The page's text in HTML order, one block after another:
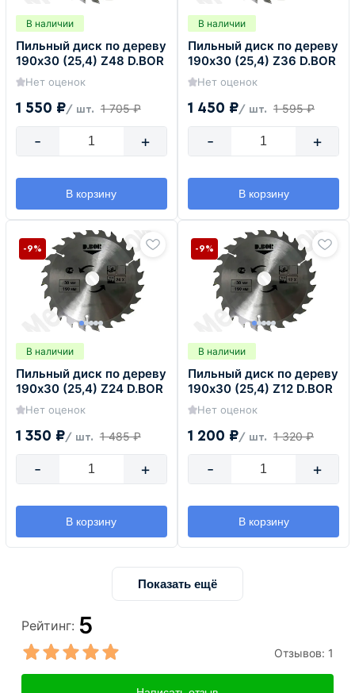
В наличии
Пильный диск по дереву
190х30 (25,4) Z48 D.BOR
Нет оценок
1 550 ₽/ шт. 1 705 ₽
- +
В корзину
В наличии
Пильный диск по дереву
190х30 (25,4) Z36 D.BOR
Нет оценок
1 450 ₽/ шт. 1 595 ₽
- +
В корзину
В наличии
Пильный диск по дереву
190х30 (25,4) Z24 D.BOR
Нет оценок
1 350 ₽/ шт. 1 485 ₽
-9%
- +
В корзину
В наличии
Пильный диск по дереву
190х30 (25,4) Z12 D.BOR
Нет оценок
1 200 ₽/ шт. 1 320 ₽
-9%
- +
В корзину
Показать ещё
Рейтинг: 5
Отзывов: 1